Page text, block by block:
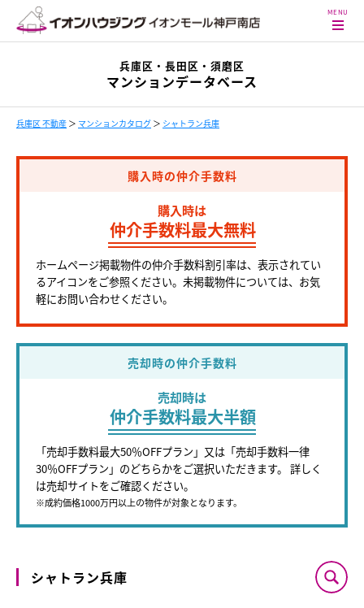
兵庫区・長田区・須磨区
マンションデータベース
兵庫区 不動産 ＞ マンションカタログ ＞ シャトラン兵庫
購入時の仲介手数料
購入時は
仲介手数料最大無料
ホームページ掲載物件の仲介手数料割引率は、表示されてい
るアイコンをご参照ください。未掲載物件については、お気
軽にお問い合わせください。
売却時の仲介手数料
売却時は
仲介手数料最大半額
「売却手数料最大50％OFFプラン」又は「売却手数料一律
30％OFFプラン」のどちらかをご選択いただきます。 詳しく
は売却サイトをご確認ください。
※成約価格1000万円以上の物件が対象となります。
シャトラン兵庫